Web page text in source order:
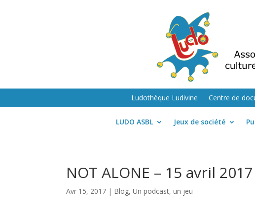
Ludothèque Ludivine Centre de
LUDO ASBL Jeux de société
NOT ALONE – 15 avril 2017
Avr 15, 2017 | Blog,Un podcast, un jeu